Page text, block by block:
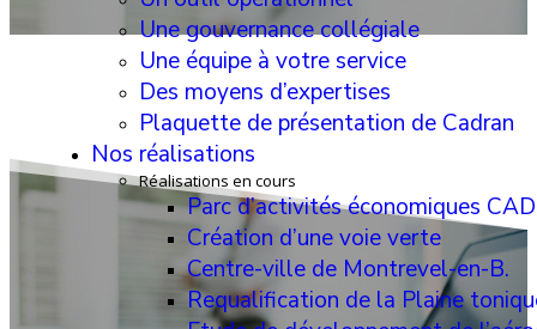
Une gouvernance collégiale
Une équipe à votre service
Des moyens d’expertises
Plaquette de présentation de Cadran
Nos réalisations
Réalisations en cours
Parc d’activités économiques
Création d’une voie verte
Centre-ville de Montrevel-en-B.
Requalification de la Plaine